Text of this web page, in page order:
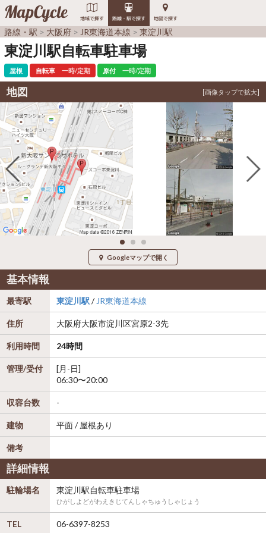
MapCycle 地域で探す 路線・駅で探す 地図で探す
路線・駅 大阪府 JR東海道本線 東淀川駅
東淀川駅自転車駐車場
屋根 自転車 一時/定期 原付 一時/定期
地図
Googleマップで開く
基本情報
最寄駅 東淀川駅 / JR東海道本線
住所 大阪府大阪市淀川区宮原2-3先
利用時間 24時間
管理/受付
[月-日]
06:30〜20:00
収容台数 -
建物 平面 / 屋根あり
備考
詳細情報
駐輪場名 東淀川駅自転車駐車場
ひがしよどがわえきじてんしゃちゅうしゃじょう
TEL 06-6397-8253